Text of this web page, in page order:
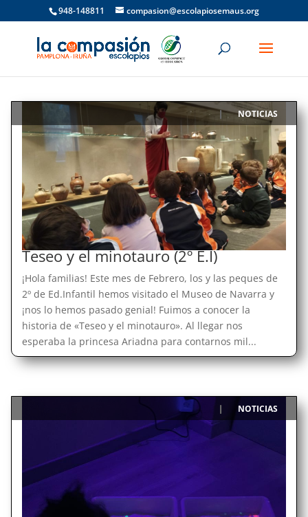
948-148811 compasion@escolapiosemaus.org
Teseo y el minotauro (2º E.I)
| NOTICIAS
¡Hola familias! Este mes de Febrero, los y las peques de
2º de Ed.Infantil hemos visitado el Museo de Navarra y
¡nos lo hemos pasado genial! Fuimos a conocer la
historia de «Teseo y el minotauro». Al llegar nos
esperaba la princesa Ariadna para contarnos mil...
NOTICIAS